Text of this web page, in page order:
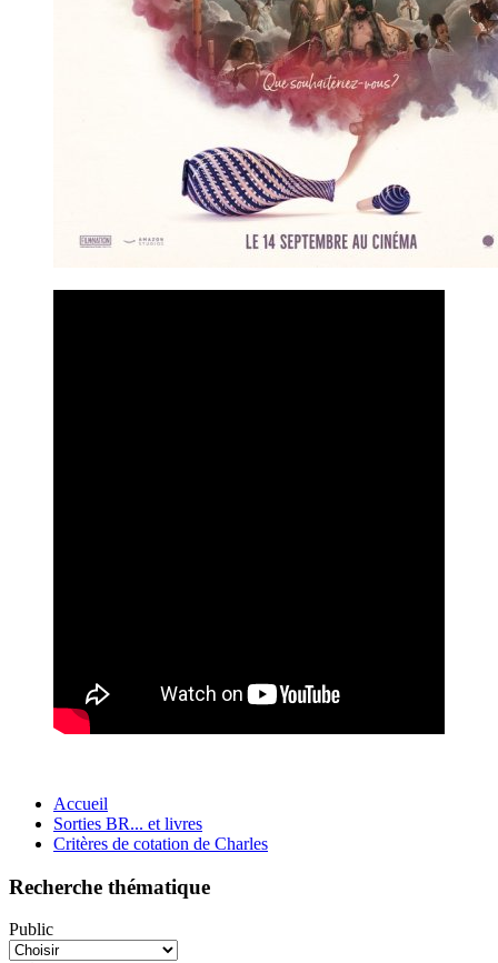
Accueil
Sorties BR... et livres
Critères de cotation de Charles
Recherche thématique
Public